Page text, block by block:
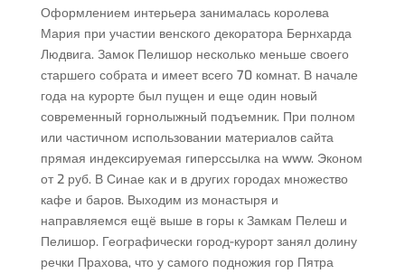
Оформлением интерьера занималась королева
Мария при участии венского декоратора Бернхарда
Людвига. Замок Пелишор несколько меньше своего
старшего собрата и имеет всего 70 комнат. В начале
года на курорте был пущен и еще один новый
современный горнолыжный подъемник. При полном
или частичном использовании материалов сайта
прямая индексируемая гиперссылка на www. Эконом
от 2 руб. В Синае как и в других городах множество
кафе и баров. Выходим из монастыря и
направляемся ещё выше в горы к Замкам Пелеш и
Пелишор. Географически город-курорт занял долину
речки Прахова, что у самого подножия гор Пятра